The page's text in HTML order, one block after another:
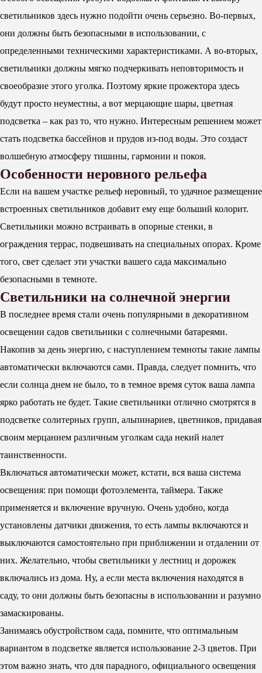
светильников здесь нужно подойти очень серьезно. Во-первых,
они должны быть безопасными в использовании, с
определенными техническими характеристиками. А во-вторых,
светильники должны мягко подчеркивать неповторимость и
своеобразие этого уголка. Поэтому яркие прожектора здесь
будут просто неуместны, а вот мерцающие шары, цветная
подсветка – как раз то, что нужно. Интересным решением может
стать подсветка бассейнов и прудов из-под воды. Это создаст
волшебную атмосферу тишины, гармонии и покоя.
Особенности неровного рельефа
Если на вашем участке рельеф неровный, то удачное размещение
встроенных светильников добавит ему еще больший колорит.
Светильники можно встраивать в опорные стенки, в
ограждения террас, подвешивать на специальных опорах. Кроме
того, свет сделает эти участки вашего сада максимально
безопасными в темноте.
Светильники на солнечной энергии
В последнее время стали очень популярными в декоративном
освещении садов светильники с солнечными батареями.
Накопив за день энергию, с наступлением темноты такие лампы
автоматически включаются сами. Правда, следует помнить, что
если солнца днем не было, то в темное время суток ваша лампа
ярко работать не будет. Такие светильники отлично смотрятся в
подсветке солитерных групп, альпинариев, цветников, придавая
своим мерцанием различным уголкам сада некий налет
таинственности.
Включаться автоматически может, кстати, вся ваша система
освещения: при помощи фотоэлемента, таймера. Также
применяется и включение вручную. Очень удобно, когда
установлены датчики движения, то есть лампы включаются и
выключаются самостоятельно при приближении и отдалении от
них. Желательно, чтобы светильники у лестниц и дорожек
включались из дома. Ну, а если места включения находятся в
саду, то они должны быть безопасны в использовании и разумно
замаскированы.
Занимаясь обустройством сада, помните, что оптимальным
вариантом в подсветке является использование 2-3 цветов. При
этом важно знать, что для парадного, официального освещения